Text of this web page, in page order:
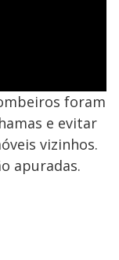
foram
e evitar
vizinhos.
apuradas.